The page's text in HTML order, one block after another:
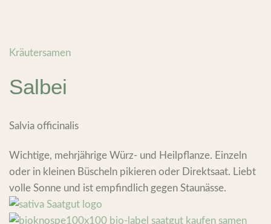
Kräutersamen
Salbei
Salvia officinalis
Wichtige, mehrjährige Würz- und Heilpflanze. Einzeln
oder in kleinen Büscheln pikieren oder Direktsaat. Liebt
volle Sonne und ist empfindlich gegen Staunässe.